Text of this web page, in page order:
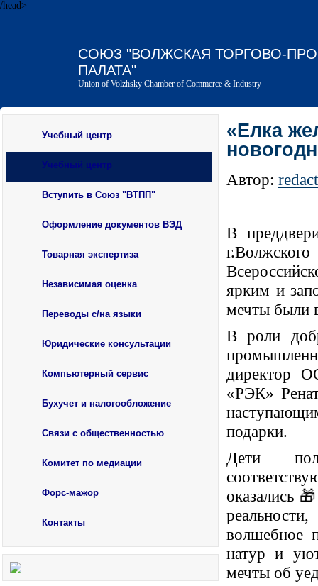
/head>
СОЮЗ "ВОЛЖСКАЯ ТОРГОВО-
ПАЛАТА"
Union of Volzhsky Chamber of Commerce & Industry
Учебный центр
Учебный центр
Вступить в Союз "ВТПП"
Оформление документов ВЭД
Товарная экспертиза
Независимая оценка
Переводы с/на языки
Юридические консультации
Компьютерный сервис
Бухучет и налогообложение
Связи с общественностью
Комитет по медиации
Форс-мажор
Контакты
«Елка
Автор:
В
ярким и
мечты были
В роли
директор
«РЭК»
подарки.
Дети
оказались
волшебное
натур и
мечты об